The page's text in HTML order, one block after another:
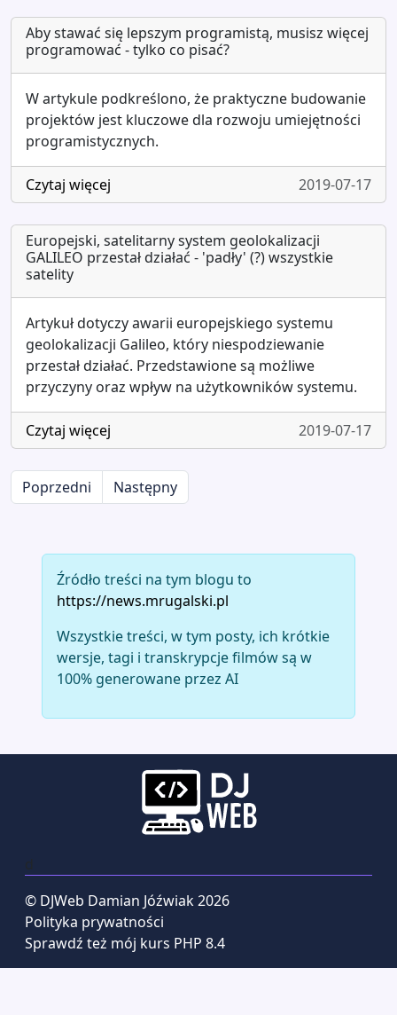
Aby stawać się lepszym programistą, musisz więcej
programować - tylko co pisać?
W artykule podkreślono, że praktyczne budowanie
projektów jest kluczowe dla rozwoju umiejętności
programistycznych.
Czytaj więcej 2019-07-17
Europejski, satelitarny system geolokalizacji
GALILEO przestał działać - 'padły' (?) wszystkie
satelity
Artykuł dotyczy awarii europejskiego systemu
geolokalizacji Galileo, który niespodziewanie
przestał działać. Przedstawione są możliwe
przyczyny oraz wpływ na użytkowników systemu.
Czytaj więcej 2019-07-17
Poprzedni Następny
Źródło treści na tym blogu to
https://news.mrugalski.pl
Wszystkie treści, w tym posty, ich krótkie
wersje, tagi i transkrypcje filmów są w
100% generowane przez AI
d
© DJWeb Damian Jóźwiak 2026
Polityka prywatności
Sprawdź też mój kurs PHP 8.4